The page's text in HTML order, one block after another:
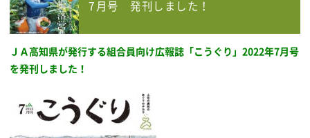
7月号 発刊しました！
ＪＡ高知県が発行する組合員向け広報誌 「こうぐり」2022年7月号
を発刊しました！